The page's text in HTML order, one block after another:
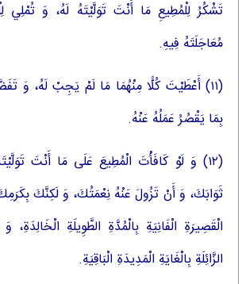
تَشْكُرُ لِلْمُطِيعِ مَا أَنْتَ تَوَلَّيْتَهُ لَهُ، وَ تُمْلِي
مُعَاجَلَتَهُ فِيهِ.
(۱۱) أَعْطَيْتَ كُلًّا مِنْهُمَا مَا لَمْ يَجِبْ لَهُ، وَ
بِمَا يَقْصُرُ عَمَلُهُ عَنْهُ.
(۱۲) وَ لَوْ كَافَأْتَ الْمُطِيعَ عَلَى مَا أَنْتَ
ثَوَابَكَ، وَ أَنْ تَزُولَ عَنْهُ نِعْمَتُكَ، وَ لَكِنَّكَ
الْقَصِيرَةِ الْفَانِيَةِ بِالْمُدَّةِ الطَّوِيلَةِ الْخَالِدَةِ،
الزَّائِلَةِ بِالْغَايَةِ الْمَدِيدَةِ الْبَاقِيَةِ.